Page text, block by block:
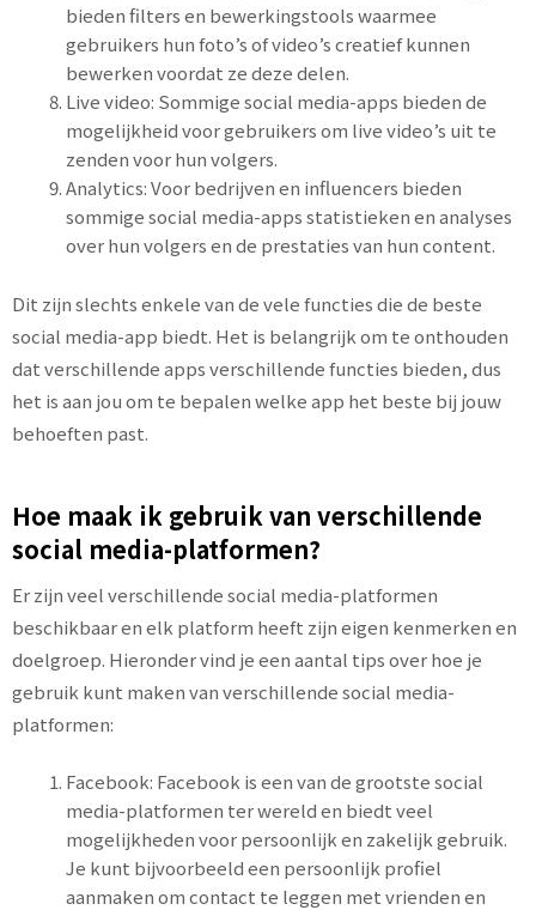
bieden filters en bewerkingstools waarmee
gebruikers hun foto’s of video’s creatief kunnen
bewerken voordat ze deze delen.
Live video: Sommige social media-apps bieden de
mogelijkheid voor gebruikers om live video’s uit te
zenden voor hun volgers.
Analytics: Voor bedrijven en influencers bieden
sommige social media-apps statistieken en analyses
over hun volgers en de prestaties van hun content.
Dit zijn slechts enkele van de vele functies die de beste
social media-app biedt. Het is belangrijk om te onthouden
dat verschillende apps verschillende functies bieden, dus
het is aan jou om te bepalen welke app het beste bij jouw
behoeften past.
Hoe maak ik gebruik van verschillende
social media-platformen?
Er zijn veel verschillende social media-platformen
beschikbaar en elk platform heeft zijn eigen kenmerken en
doelgroep. Hieronder vind je een aantal tips over hoe je
gebruik kunt maken van verschillende social media-
platformen:
Facebook: Facebook is een van de grootste social
media-platformen ter wereld en biedt veel
mogelijkheden voor persoonlijk en zakelijk gebruik.
Je kunt bijvoorbeeld een persoonlijk profiel
aanmaken om contact te leggen met vrienden en